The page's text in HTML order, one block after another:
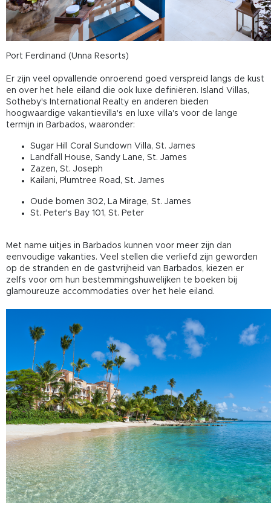
Port Ferdinand (Unna Resorts)
Er zijn veel opvallende onroerend goed verspreid langs de kust
en over het hele eiland die ook luxe definiëren. Island Villas,
Sotheby's International Realty en anderen bieden
hoogwaardige vakantievilla's en luxe villa's voor de lange
termijn in Barbados, waaronder:
Sugar Hill Coral Sundown Villa, St. James
Landfall House, Sandy Lane, St. James
Zazen, St. Joseph
Kailani, Plumtree Road, St. James
Oude bomen 302, La Mirage, St. James
St. Peter's Bay 101, St. Peter
Met name uitjes in Barbados kunnen voor meer zijn dan
eenvoudige vakanties. Veel stellen die verliefd zijn geworden
op de stranden en de gastvrijheid van Barbados, kiezen er
zelfs voor om hun bestemmingshuwelijken te boeken bij
glamoureuze accommodaties over het hele eiland.